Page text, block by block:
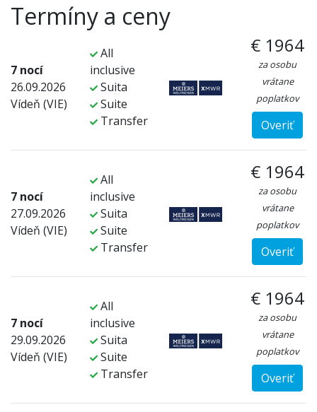
Termíny a ceny
7 nocí
26.09.2026
Vídeň (VIE)
All
inclusive
Suita
Suite
Transfer
€ 1964
za osobu
vrátane
poplatkov
Overiť
7 nocí
27.09.2026
Vídeň (VIE)
All
inclusive
Suita
Suite
Transfer
€ 1964
za osobu
vrátane
poplatkov
Overiť
7 nocí
29.09.2026
Vídeň (VIE)
All
inclusive
Suita
Suite
Transfer
€ 1964
za osobu
vrátane
poplatkov
Overiť